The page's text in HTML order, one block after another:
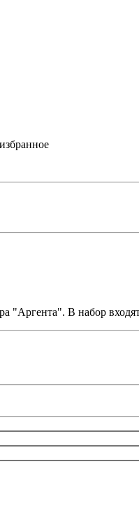
"Аргента". В набор